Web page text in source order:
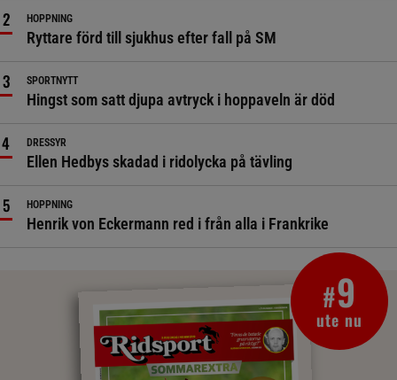
HOPPNING
Ryttare förd till sjukhus efter fall på SM
SPORTNYTT
Hingst som satt djupa avtryck i hoppaveln är död
DRESSYR
Ellen Hedbys skadad i ridolycka på tävling
HOPPNING
Henrik von Eckermann red i från alla i Frankrike
#9
ute nu